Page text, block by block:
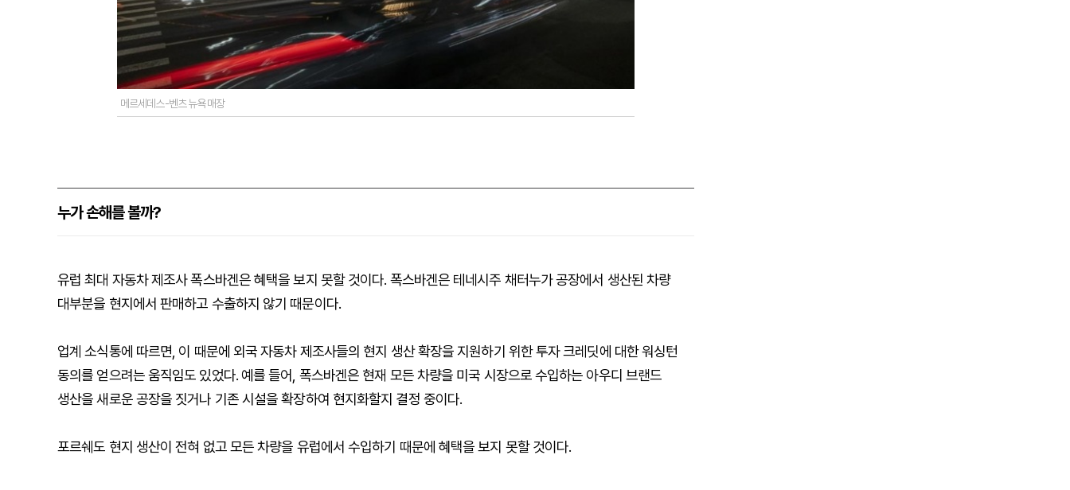
메르세데스-벤츠 뉴욕 매장
누가 손해를 볼까?
유럽 최대 자동차 제조사 폭스바겐은 혜택을 보지 못할 것이다. 폭스바겐은 테네시주 채터누가 공장에서 생산된 차량
대부분을 현지에서 판매하고 수출하지 않기 때문이다.
업계 소식통에 따르면, 이 때문에 외국 자동차 제조사들의 현지 생산 확장을 지원하기 위한 투자 크레딧에 대한 워싱턴
동의를 얻으려는 움직임도 있었다. 예를 들어, 폭스바겐은 현재 모든 차량을 미국 시장으로 수입하는 아우디 브랜드
생산을 새로운 공장을 짓거나 기존 시설을 확장하여 현지화할지 결정 중이다.
포르쉐도 현지 생산이 전혀 없고 모든 차량을 유럽에서 수입하기 때문에 혜택을 보지 못할 것이다.